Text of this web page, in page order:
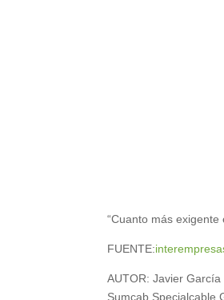
“Cuanto más
FUENTE:
AUTOR: Javier García
Sumcab Specialcable